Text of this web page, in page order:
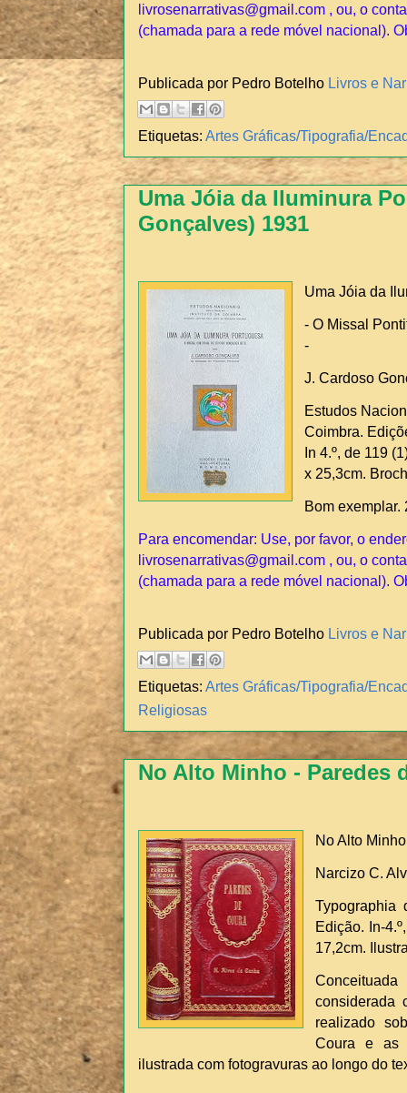
livrosenarrativas@gmail.com , ou, o
(chamada para a rede móvel nacional).
Publicada por Pedro Botelho Livros e
Etiquetas: Artes Gráficas/Tipografia/
Uma Jóia da Iluminura
Gonçalves) 1931
Uma Jóia da
- O Missal
-
J. Cardoso
Estudos
Coimbra.
In 4.º, de 119
x 25,3cm.
Bom exemplar.
Para encomendar: Use, por favor, o
livrosenarrativas@gmail.com , ou, o
(chamada para a rede móvel nacional).
Publicada por Pedro Botelho Livros e
Etiquetas: Artes Gráficas/Tipografia/
Religiosas
No Alto Minho - Paredes
No Alto
Narcizo C.
Typographia
Edição. In-
17,2cm.
considerada
realizado
Coura e as
ilustrada com fotogravuras ao longo do